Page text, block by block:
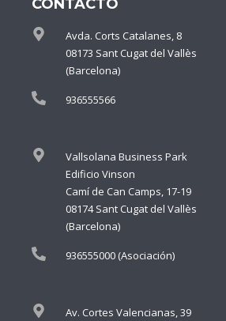
CONTACTO
Avda. Corts Catalanes, 8
08173 Sant Cugat del Vallès
(Barcelona)
936555566
Vallsolana Business Park
Edificio Vinson
Camí de Can Camps, 17-19
08174 Sant Cugat del Vallès
(Barcelona)
936555000 (Asociación)
Av. Cortes Valencianas, 39